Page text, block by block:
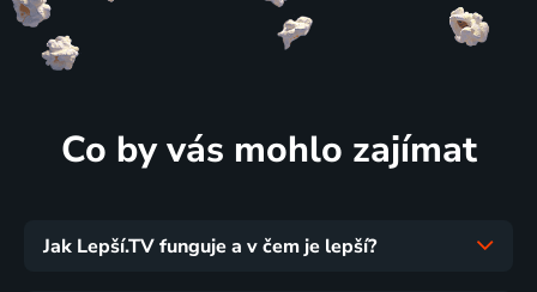
Co by vás mohlo zajímat
Jak Lepší.TV funguje a v čem je lepší?